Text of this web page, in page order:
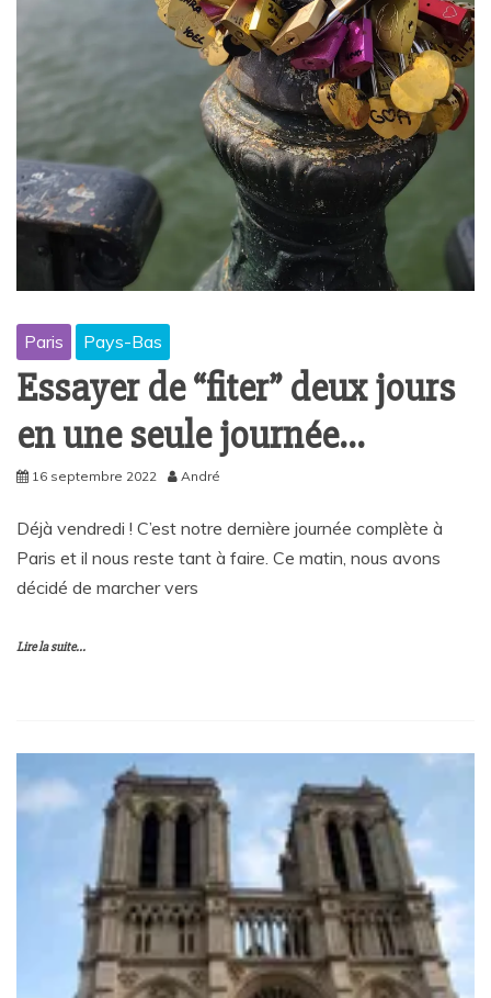
Paris Pays-Bas
Essayer de “fiter” deux jours
en une seule journée…
16 septembre 2022 André
Déjà vendredi ! C’est notre dernière journée complète à
Paris et il nous reste tant à faire. Ce matin, nous avons
décidé de marcher vers
Lire la suite...